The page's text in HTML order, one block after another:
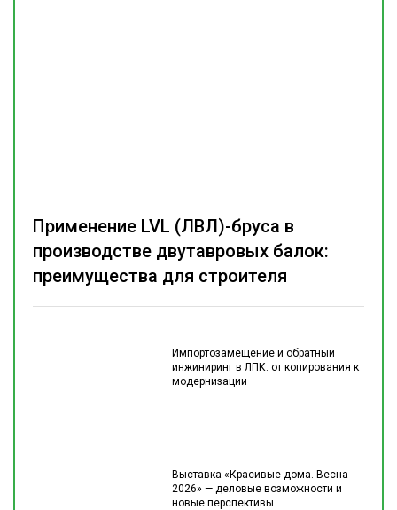
Импортозамещение и обратный
инжиниринг в ЛПК: от копирования к
модернизации
Выставка «Красивые дома. Весна
2026» — деловые возможности и
новые перспективы
Применение LVL (ЛВЛ)-бруса в
производстве двутавровых балок:
преимущества для строителя